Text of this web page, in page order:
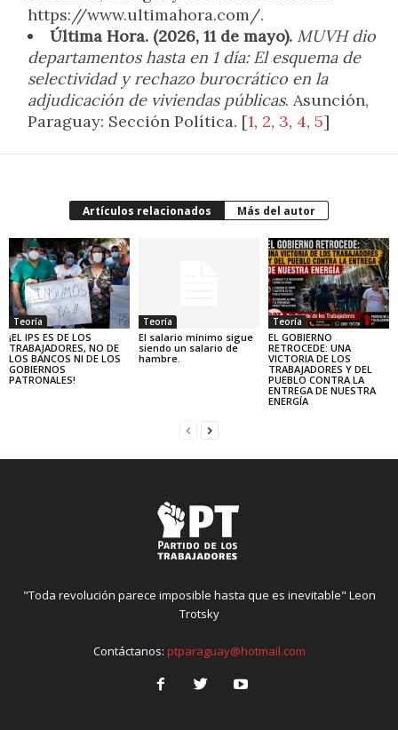
https://www.ultimahora.com/.
Última Hora. (2026, 11 de mayo). MUVH dio
departamentos hasta en 1 día: El esquema de
selectividad y rechazo burocrático en la
adjudicación de viviendas públicas. Asunción,
Paraguay: Sección Política. [1, 2, 3, 4, 5]
Artículos relacionados Más del autor
Teoría
¡EL IPS ES DE LOS
TRABAJADORES, NO DE
LOS BANCOS NI DE LOS
GOBIERNOS
PATRONALES!
Teoría
El salario mínimo sigue
siendo un salario de
hambre.
Teoría
EL GOBIERNO
RETROCEDE: UNA
VICTORIA DE LOS
TRABAJADORES Y DEL
PUEBLO CONTRA LA
ENTREGA DE NUESTRA
ENERGÍA
"Toda revolución parece imposible hasta que es inevitable" Leon
Trotsky
Contáctanos: ptparaguay@hotmail.com